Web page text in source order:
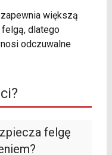
większą
dlatego
odczuwalne
felgę